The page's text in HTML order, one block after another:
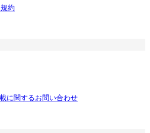
約
に関するお問い合わせ